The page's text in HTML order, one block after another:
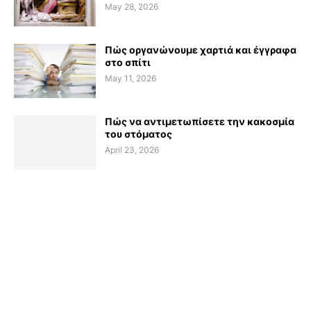
May 28, 2026
Πώς οργανώνουμε χαρτιά και έγγραφα
στο σπίτι
May 11, 2026
Πώς να αντιμετωπίσετε την κακοσμία
του στόματος
April 23, 2026